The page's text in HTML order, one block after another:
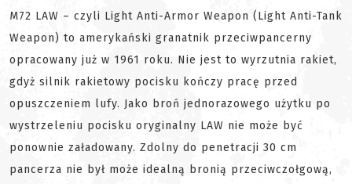
M72 LAW – czyli Light Anti-Armor Weapon (Light Anti-Tank
Weapon) to amerykański granatnik przeciwpancerny
opracowany już w 1961 roku. Nie jest to wyrzutnia rakiet,
gdyż silnik rakietowy pocisku kończy pracę przed
opuszczeniem lufy. Jako broń jednorazowego użytku po
wystrzeleniu pocisku oryginalny LAW nie może być
ponownie załadowany. Zdolny do penetracji 30 cm
pancerza nie był może idealną bronią przeciwczołgową,